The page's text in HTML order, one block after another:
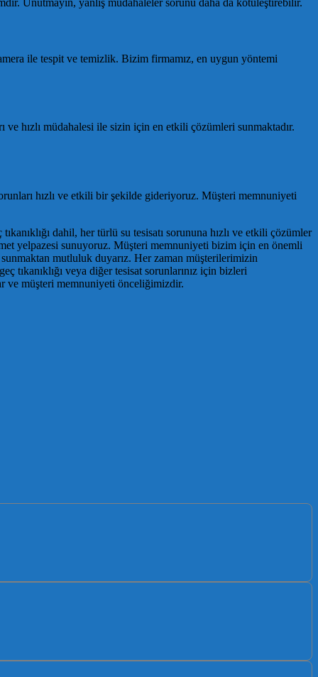
Unutmayın, yanlış müdahaleler sorunu daha da kötüleştirebilir.
ile tespit ve temizlik. Bizim firmamız, en uygun yöntemi
hızlı müdahalesi ile sizin için en etkili çözümleri sunmaktadır.
hızlı ve etkili bir şekilde gideriyoruz. Müşteri memnuniyeti
dahil, her türlü su tesisatı sorununa hızlı ve etkili çözümler
yelpazesi sunuyoruz. Müşteri memnuniyeti bizim için en önemli
mutluluk duyarız. Her zaman müşterilerimizin
tıkanıklığı veya diğer tesisat sorunlarınız için bizleri
ve müşteri memnuniyeti önceliğimizdir.